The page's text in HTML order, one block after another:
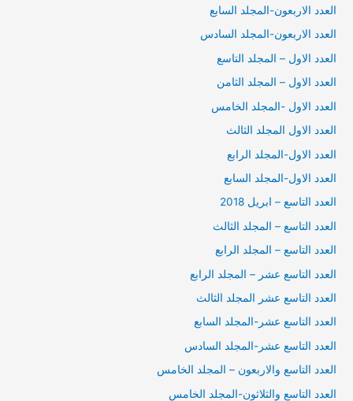
العدد الاربعون-المجلد السابع
العدد الاربعون-المجلد السادس
العدد الاول – المجلد التاسع
العدد الاول – المجلد الثامن
العدد الاول -المجلد الخامس
العدد الاول المجلد الثالث
العدد الاول-المجلد الرابع
العدد الاول-المجلد السابع
العدد التاسع – ابريل 2018
العدد التاسع – المجلد الثالث
العدد التاسع – المجلد الرابع
العدد التاسع عشر – المجلد الرابع
العدد التاسع عشر المجلد الثالث
العدد التاسع عشر-المجلد السابع
العدد التاسع عشر-المجلد السادس
العدد التاسع والاربعون – المجلد الخامس
العدد التاسع والثلاثون-المجلد الخامس